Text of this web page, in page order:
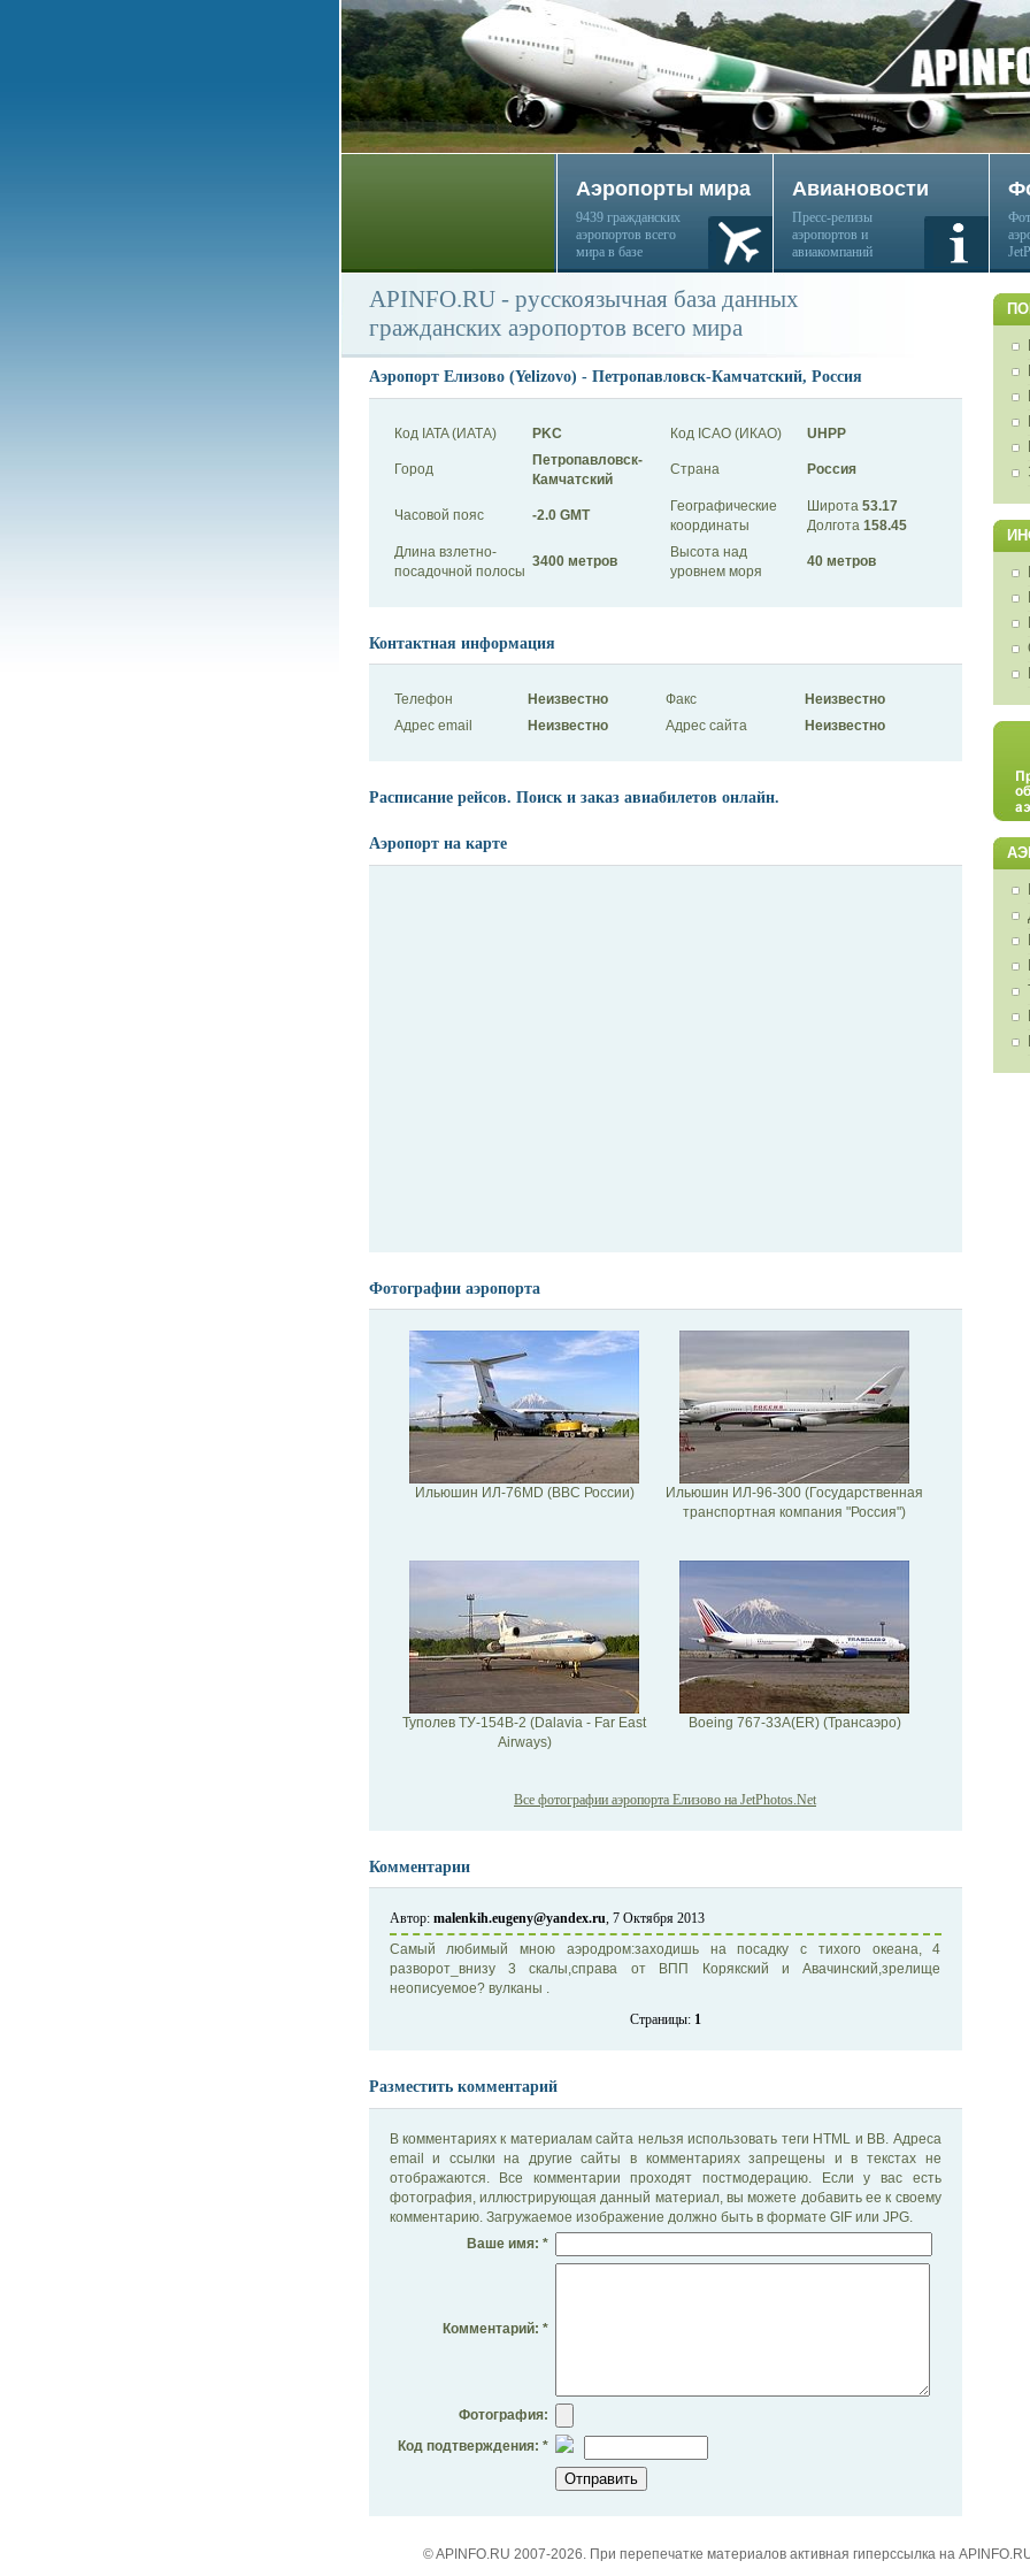
Аэропорты мира
9439 гражданских
аэропортов всего
мира в базе
Авиановости
Пресс-релизы
аэропортов и
авиакомпаний
APINFO.RU - русскоязычная база данных
гражданских аэропортов всего мира
Аэропорт Елизово (Yelizovo) - Петропавловск-Камчатский, Россия
Код IATA (ИАТА) PKC Код ICAO (ИКАО) UHPP
Город
Петропавловск-
Камчатский
Страна Россия
Часовой пояс -2.0 GMT
Географические
координаты
Широта 53.17
Долгота 158.45
Длина взлетно-
посадочной полосы
3400 метров
Высота над
уровнем моря
40 метров
Контактная информация
Телефон Неизвестно Факс
Неизвестно
Адрес email
Неизвестно Адрес сайта Неизвестно
Расписание рейсов. Поиск и заказ авиабилетов онлайн.
Аэропорт на карте
Фотографии аэропорта
Ильюшин ИЛ-76MD (ВВС России)
Ильюшин ИЛ-96-300 (Государственная
транспортная компания "Россия")
Туполев ТУ-154B-2 (Dalavia - Far East
Airways)
Boeing 767-33A(ER) (Трансаэро)
Все фотографии аэропорта Елизово на JetPhotos.Net
Комментарии
Автор: malenkih.eugeny@yandex.ru, 7 Октября 2013
Самый любимый мною аэродром:заходишь на посадку с тихого океана, 4
разворот_внизу 3 скалы,справа от ВПП Корякский и Авачинский,зрелище
неописуемое? вулканы .
Страницы: 1
Разместить комментарий
В комментариях к материалам сайта нельзя использовать теги HTML и BB. Адреса
email и ссылки на другие сайты в комментариях запрещены и в текстах не
отображаются. Все комментарии проходят постмодерацию. Если у вас есть
фотография, иллюстрирующая данный материал, вы можете добавить ее к своему
комментарию. Загружаемое изображение должно быть в формате GIF или JPG.
Ваше имя: *
Комментарий: *
Фотография:
Код подтверждения: *
© APINFO.RU 2007-2026. При перепечатке материалов активная гиперссылка на